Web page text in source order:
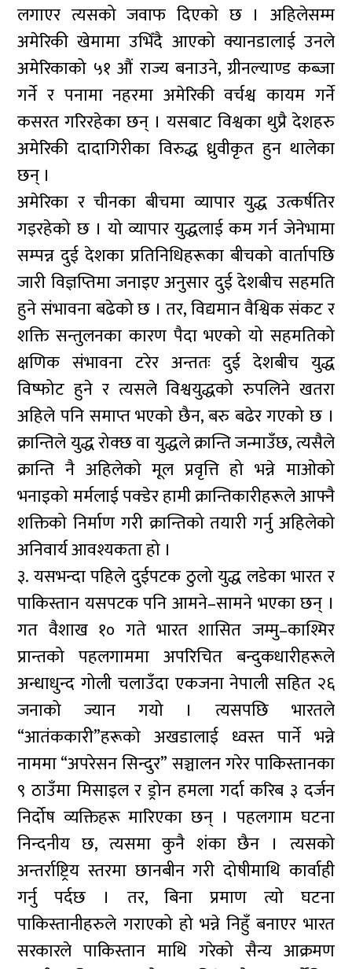
लगाएर त्यसको जवाफ दिएको छ । अहिलेसम्म
अमेरिकी खेमामा उभिँदै आएको क्यानडालाई उनले
अमेरिकाको ५१ औं राज्य बनाउने, ग्रीनल्याण्ड कब्जा
गर्ने र पनामा नहरमा अमेरिकी वर्चश्व कायम गर्ने
कसरत गरिरहेका छन् । यसबाट विश्वका थुप्रै देशहरु
अमेरिकी दादागिरीका विरुद्ध ध्रुवीकृत हुन थालेका
छन् ।
अमेरिका र चीनका बीचमा व्यापार युद्ध उत्कर्षतिर
गइरहेको छ । यो व्यापार युद्धलाई कम गर्न जेनेभामा
सम्पन्न दुई देशका प्रतिनिधिहरूका बीचको वार्तापछि
जारी विज्ञप्तिमा जनाइए अनुसार दुई देशबीच सहमति
हुने संभावना बढेको छ । तर, विद्यमान वैश्विक संकट र
शक्ति सन्तुलनका कारण पैदा भएको यो सहमतिको
क्षणिक संभावना टरेर अन्ततः दुई देशबीच युद्ध
विष्फोट हुने र त्यसले विश्वयुद्धको रुपलिने खतरा
अहिले पनि समाप्त भएको छैन, बरु बढेर गएको छ ।
क्रान्तिले युद्ध रोक्छ वा युद्धले क्रान्ति जन्माउँछ, त्यसैले
क्रान्ति नै अहिलेको मूल प्रवृत्ति हो भन्ने माओको
भनाइको मर्मलाई पक्डेर हामी क्रान्तिकारीहरूले आफ्नै
शक्तिको निर्माण गरी क्रान्तिको तयारी गर्नु अहिलेको
अनिवार्य आवश्यकता हो ।
३. यसभन्दा पहिले दुईपटक ठुलो युद्ध लडेका भारत र
पाकिस्तान यसपटक पनि आमने–सामने भएका छन् ।
गत वैशाख १० गते भारत शासित जम्मु–काश्मिर
प्रान्तको पहलगाममा अपरिचित बन्दुकधारीहरूले
अन्धाधुन्द गोली चलाउँदा एकजना नेपाली सहित २६
जनाको ज्यान गयो । त्यसपछि भारतले
“आतंककारी”हरूको अखडालाई ध्वस्त पार्ने भन्ने
नाममा “अपरेसन सिन्दुर” सञ्चालन गरेर पाकिस्तानका
९ ठाउँमा मिसाइल र ड्रोन हमला गर्दा करिब ३ दर्जन
निर्दोष व्यक्तिहरू मारिएका छन् । पहलगाम घटना
निन्दनीय छ, त्यसमा कुनै शंका छैन । त्यसको
अन्तर्राष्ट्रिय स्तरमा छानबीन गरी दोषीमाथि कार्वाही
गर्नु पर्दछ । तर, बिना प्रमाण त्यो घटना
पाकिस्तानीहरुले गराएको हो भन्ने निहुँ बनाएर भारत
सरकारले पाकिस्तान माथि गरेको सैन्य आक्रमण